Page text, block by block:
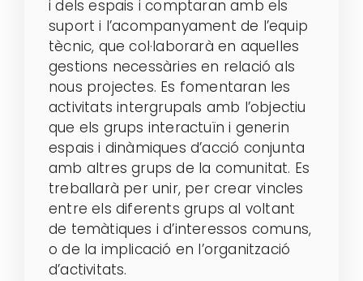
i dels espais i comptaran amb els
suport i l’acompanyament de l’equip
tècnic, que col·laborarà en aquelles
gestions necessàries en relació als
nous projectes. Es fomentaran les
activitats intergrupals amb l’objectiu
que els grups interactuïn i generin
espais i dinàmiques d’acció conjunta
amb altres grups de la comunitat. Es
treballarà per unir, per crear vincles
entre els diferents grups al voltant
de temàtiques i d’interessos comuns,
o de la implicació en l’organització
d’activitats.